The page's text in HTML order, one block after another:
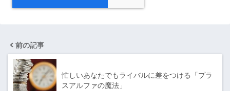
前の記事
忙しいあなたでもライバルに差をつける「プラ
スアルファの魔法」